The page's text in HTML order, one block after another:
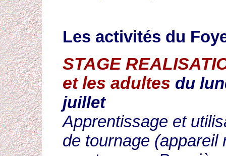
Les activités du
STAGE
et les adultes du
juillet
Apprentissage et
de tournage (appareil